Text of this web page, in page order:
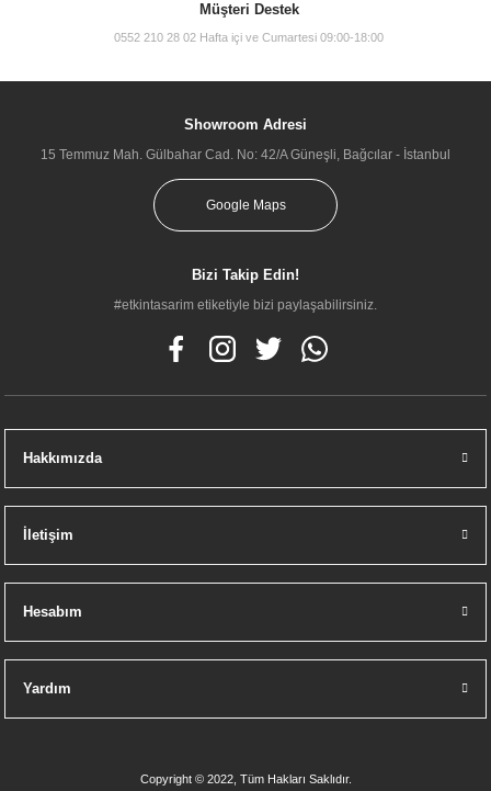
Müşteri Destek
0552 210 28 02 Hafta içi ve Cumartesi 09:00-18:00
Showroom Adresi
15 Temmuz Mah. Gülbahar Cad. No: 42/A Güneşli, Bağcılar - İstanbul
Google Maps
Bizi Takip Edin!
#etkintasarim etiketiyle bizi paylaşabilirsiniz.
Hakkımızda
İletişim
Hesabım
Yardım
Copyright © 2022, Tüm Hakları Saklıdır.